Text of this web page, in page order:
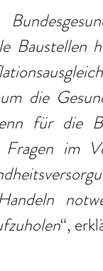
Baustellen
die
für die
Fragen im
“,